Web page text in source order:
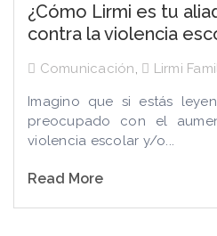
¿Cómo Lirmi es tu
contra la violencia
Comunicación, Lirmi
Imagino que si estás
preocupado con el
violencia escolar y/o...
Read More